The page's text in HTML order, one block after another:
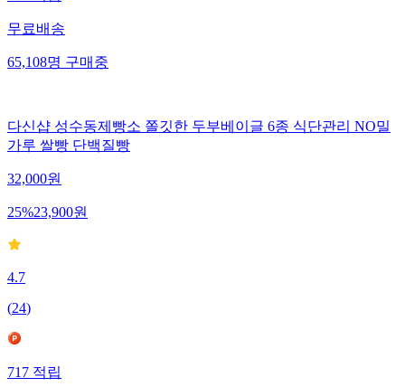
무료배송
65,108명구매중
다신샵 성수동제빵소 쫄깃한 두부베이글 6종 식단관리 NO밀
가루 쌀빵 단백질빵
32,000원
25%23,900원
4.7
(24)
717적립